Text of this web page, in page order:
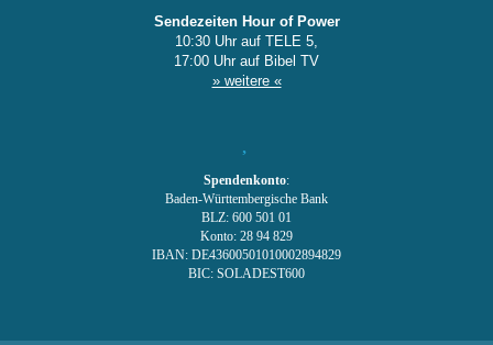
Sendezeiten Hour of Power
10:30 Uhr auf TELE 5,
17:00 Uhr auf Bibel TV
» weitere «
Spendenkonto:
Baden-Württembergische Bank
BLZ: 600 501 01
Konto: 28 94 829
IBAN: DE43600501010002894829
BIC: SOLADEST600